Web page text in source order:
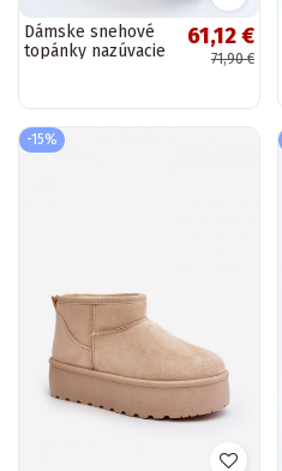
Dámske snehové
topánky nazúvacie
61,12 €
71,90 €
-15%